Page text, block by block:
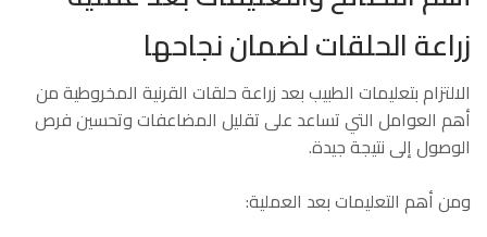
زراعة الحلقات لضمان نجاحها
الالتزام بتعليمات الطبيب بعد زراعة حلقات القرنية المخروطية من
أهم العوامل التي تساعد على تقليل المضاعفات وتحسين فرص
الوصول إلى نتيجة جيدة.
ومن أهم التعليمات بعد العملية: